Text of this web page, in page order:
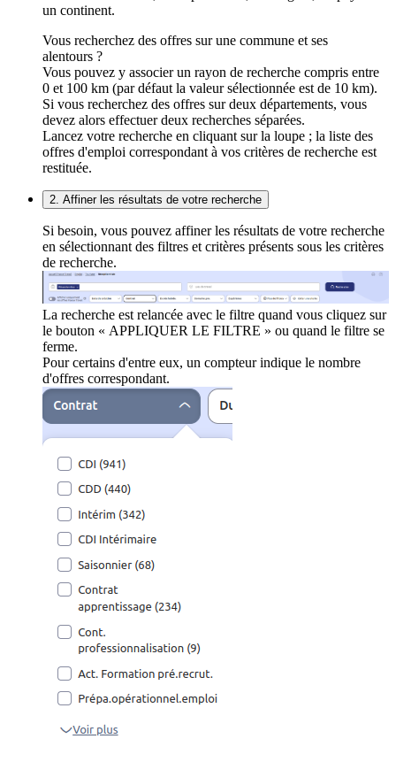
un continent.
Vous recherchez des offres sur une commune et ses
alentours ?
Vous pouvez y associer un rayon de recherche compris entre
0 et 100 km (par défaut la valeur sélectionnée est de 10 km).
Si vous recherchez des offres sur deux départements, vous
devez alors effectuer deux recherches séparées.
Lancez votre recherche en cliquant sur la loupe ; la liste des
offres d'emploi correspondant à vos critères de recherche est
restituée.
2. Affiner les résultats de votre recherche
Si besoin, vous pouvez affiner les résultats de votre recherche
en sélectionnant des filtres et critères présents sous les critères
de recherche.
La recherche est relancée avec le filtre quand vous cliquez sur
le bouton « APPLIQUER LE FILTRE » ou quand le filtre se
ferme.
Pour certains d'entre eux, un compteur indique le nombre
d'offres correspondant.